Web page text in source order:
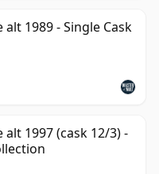
alt 1989 - Single Cask
alt 1997 (cask 12/3) -